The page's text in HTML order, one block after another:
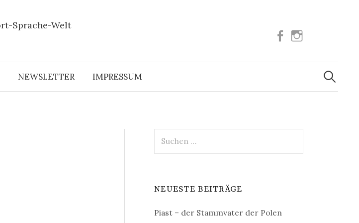
Facebook
NEWSLETTER IMPRESSUM
Suchen
nach:
nach:
NEUESTE BEITRÄGE
Piast – der Stammvater der Polen